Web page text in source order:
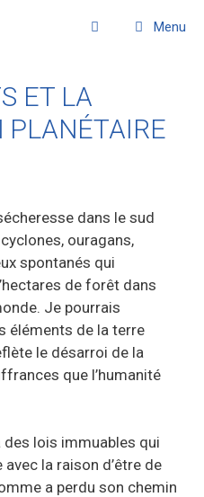
Menu
ET LA
PLANÉTAIRE
dans le sud
ouragans,
spontanés qui
de forêt dans
Je pourrais
éléments de la terre
le désarroi de la
que l’humanité
des lois immuables qui
la raison d’être de
a perdu son chemin